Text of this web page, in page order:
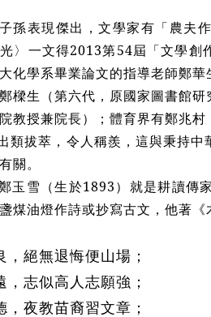
孫表現傑出，文學家有「農夫
光〉一文得2013第54屆「文學
化學系畢業論文的指導老師鄭
樑生（第六代，原國家圖書館
教授兼院長）；體育界有鄭兆村
類拔萃，令人稱羨，這與秉持
關。
玉雪（生於1893）就是耕讀傳
煤油燈作詩或抄寫古文，他著
，絕無退悔便山場；
志似高人志願強；
，夜教苗裔習文章；